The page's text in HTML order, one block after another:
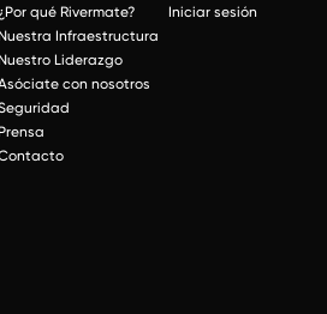
¿Por qué Rivermate?
Infraestructura
Liderazgo
con nosotros
Iniciar sesión